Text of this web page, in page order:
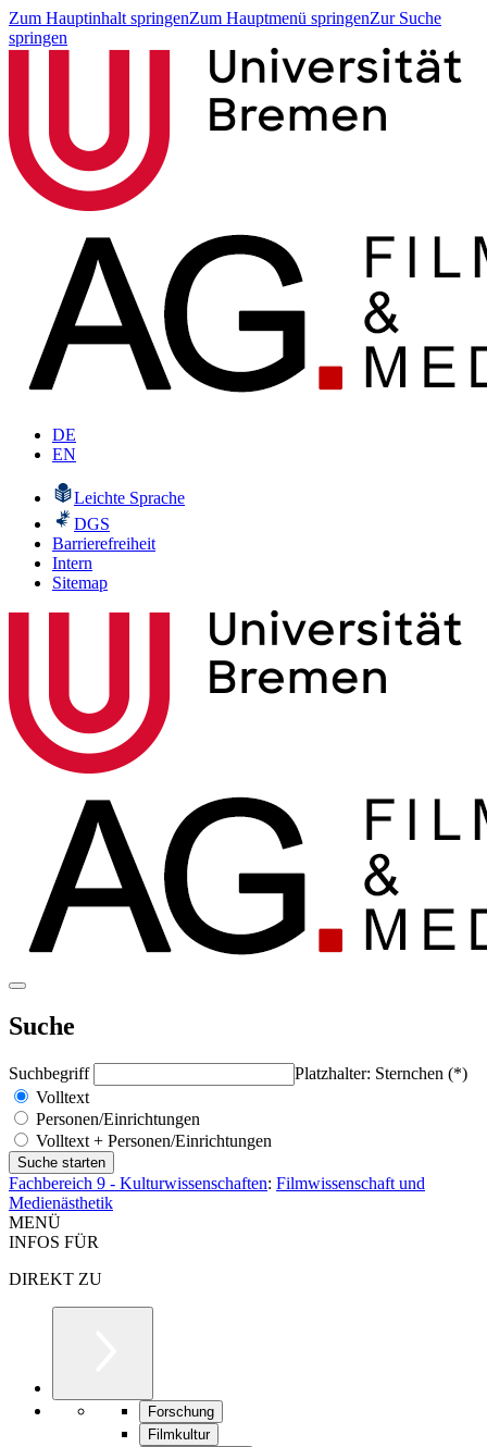
Zum Hauptinhalt springenZum Hauptmenü springenZur Suche
springen
DE
EN
Leichte Sprache
DGS
Barrierefreiheit
Intern
Sitemap
Suche
Suchbegriff
Platzhalter: Sternchen (*)
Volltext
Personen/Einrichtungen
Volltext + Personen/Einrichtungen
Fachbereich 9 - Kulturwissenschaften: Filmwissenschaft und
Medienästhetik
MENÜ
INFOS FÜR
DIREKT ZU
Forschung
Filmkultur